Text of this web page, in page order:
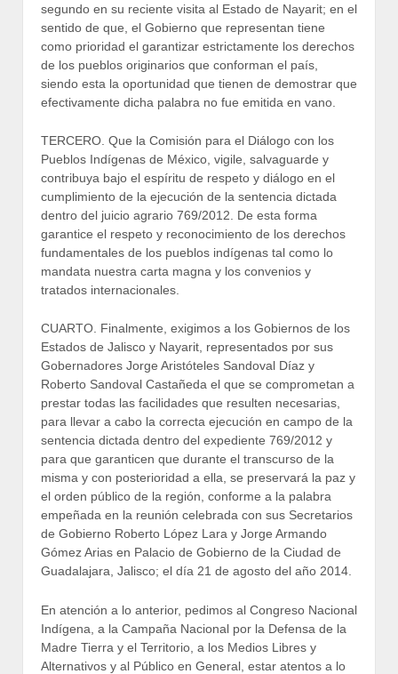
segundo en su reciente visita al Estado de Nayarit; en el
sentido de que, el Gobierno que representan tiene
como prioridad el garantizar estrictamente los derechos
de los pueblos originarios que conforman el país,
siendo esta la oportunidad que tienen de demostrar que
efectivamente dicha palabra no fue emitida en vano.
TERCERO. Que la Comisión para el Diálogo con los
Pueblos Indígenas de México, vigile, salvaguarde y
contribuya bajo el espíritu de respeto y diálogo en el
cumplimiento de la ejecución de la sentencia dictada
dentro del juicio agrario 769/2012. De esta forma
garantice el respeto y reconocimiento de los derechos
fundamentales de los pueblos indígenas tal como lo
mandata nuestra carta magna y los convenios y
tratados internacionales.
CUARTO. Finalmente, exigimos a los Gobiernos de los
Estados de Jalisco y Nayarit, representados por sus
Gobernadores Jorge Aristóteles Sandoval Díaz y
Roberto Sandoval Castañeda el que se comprometan a
prestar todas las facilidades que resulten necesarias,
para llevar a cabo la correcta ejecución en campo de la
sentencia dictada dentro del expediente 769/2012 y
para que garanticen que durante el transcurso de la
misma y con posterioridad a ella, se preservará la paz y
el orden público de la región, conforme a la palabra
empeñada en la reunión celebrada con sus Secretarios
de Gobierno Roberto López Lara y Jorge Armando
Gómez Arias en Palacio de Gobierno de la Ciudad de
Guadalajara, Jalisco; el día 21 de agosto del año 2014.
En atención a lo anterior, pedimos al Congreso Nacional
Indígena, a la Campaña Nacional por la Defensa de la
Madre Tierra y el Territorio, a los Medios Libres y
Alternativos y al Público en General, estar atentos a lo